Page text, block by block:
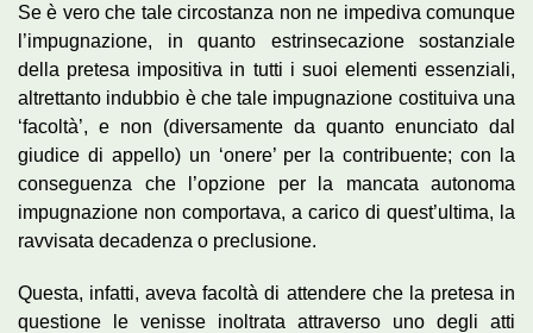
Se è vero che tale circostanza non ne impediva comunque
l’impugnazione, in quanto estrinsecazione sostanziale
della pretesa impositiva in tutti i suoi elementi essenziali,
altrettanto indubbio è che tale impugnazione costituiva una
‘facoltà’, e non (diversamente da quanto enunciato dal
giudice di appello) un ‘onere’ per la contribuente; con la
conseguenza che l’opzione per la mancata autonoma
impugnazione non comportava, a carico di quest’ultima, la
ravvisata decadenza o preclusione.
Questa, infatti, aveva facoltà di attendere che la pretesa in
questione le venisse inoltrata attraverso uno degli atti